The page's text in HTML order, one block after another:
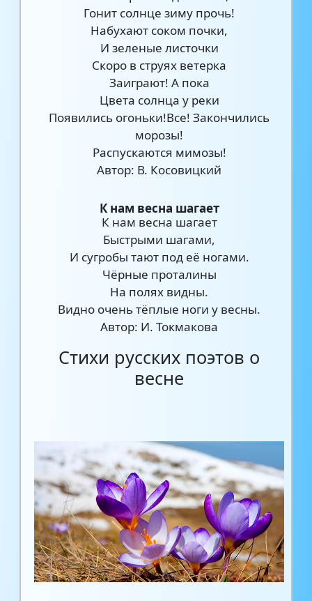
Гонит солнце зиму прочь!
Набухают соком почки,
И зеленые листочки
Скоро в струях ветерка
Заиграют! А пока
Цвета солнца у реки
Появились огоньки!Все! Закончились
морозы!
Распускаются мимозы!
Автор: В. Косовицкий
К нам весна шагает
К нам весна шагает
Быстрыми шагами,
И сугробы тают под её ногами.
Чёрные проталины
На полях видны.
Видно очень тёплые ноги у весны.
Автор: И. Токмакова
Стихи русских поэтов о
весне